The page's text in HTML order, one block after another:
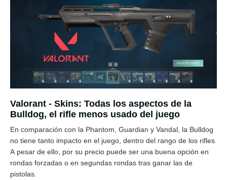
Valorant - Skins: Todas los aspectos de la
Bulldog, el rifle menos usado del juego
En comparación con la Phantom, Guardian y Vandal, la Bulldog
no tiene tanto impacto en el juego, dentro del rango de los rifles.
A pesar de ello, por su precio puede ser una buena opción en
rondas forzadas o en segundas rondas tras ganar las de
pistolas.